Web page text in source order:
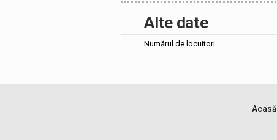
Alte date
Numărul de locuitori
Acasă